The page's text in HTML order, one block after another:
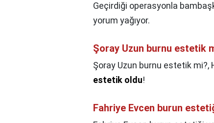
Geçirdiği operasyonla
yorum yağıyor.
Şoray Uzun burnu estetik
Şoray Uzun burnu estetik mi?,
estetik oldu!
Fahriye Evcen burun